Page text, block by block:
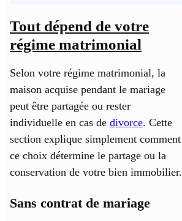
Tout dépend de votre
régime matrimonial
Selon votre régime matrimonial, la
maison acquise pendant le mariage
peut être partagée ou rester
individuelle en cas de divorce. Cette
section explique simplement comment
ce choix détermine le partage ou la
conservation de votre bien immobilier.
Sans contrat de mariage